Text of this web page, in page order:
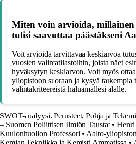
Miten voin arvioida,
tulisi saavuttaa päästäkseni
Voit arvioida tarvittavaa keskiarvoa
vuosien valintatilastoihin, joista näet
hyväksytyn keskiarvon. Voit myös
yliopistoon suoraan ja kysyä tarkempia
valintakriteereistä haluamallesi alalle.
SWOT-analyysi: Perusteet, Pohja ja
– Suomen Poliittisen Ilmiön Taustat • Henri
Kuulonhuollon Professori • Aalto-